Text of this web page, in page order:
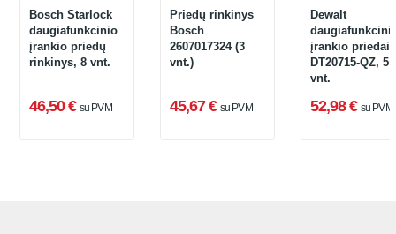
Bosch Starlock
daugiafunkcinio
įrankio priedų
rinkinys, 8 vnt.
46,50 € su PVM
Priedų rinkinys
Bosch
2607017324 (3
vnt.)
45,67 € su PVM
Dewalt
įrankio priedai
DT20715-QZ, 5
vnt.
52,98 € su PVM